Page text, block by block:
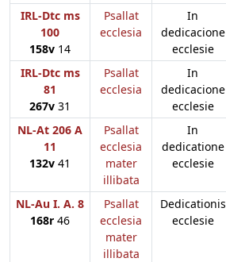
IRL-Dtc ms
100
158v 14
Psallat
ecclesia
In
dedicacione
ecclesie
IRL-Dtc ms
81
267v 31
Psallat
ecclesia
In
dedicacione
ecclesie
NL-At 206 A
11
132v 41
Psallat
ecclesia
mater
illibata
In
dedicatione
ecclesie
NL-Au I. A. 8
168r 46
Psallat
ecclesia
mater
illibata
Dedicationis
ecclesie